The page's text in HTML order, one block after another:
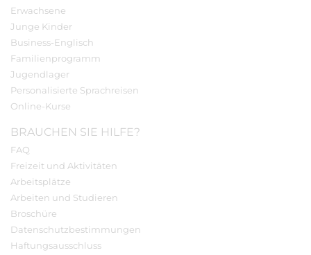
Erwachsene
Junge Kinder
Business-Englisch
Familienprogramm
Jugendlager
Personalisierte Sprachreisen
Online-Kurse
BRAUCHEN SIE HILFE?
FAQ
Freizeit und Aktivitäten
Arbeitsplätze
Arbeiten und Studieren
Broschüre
Datenschutzbestimmungen
Haftungsausschluss